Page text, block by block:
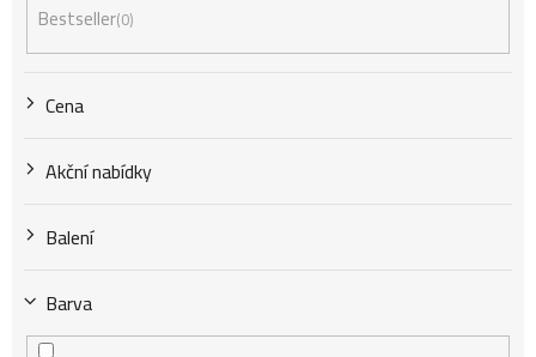
d
u
k
t
Bestseller 0
Cena
Akční nabídky
Balení
Barva